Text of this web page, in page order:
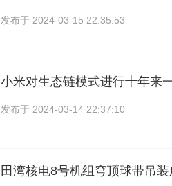
发布于 2024-03-15 22:35:53
小米对生态链模式进行十年来
发布于 2024-03-14 22:37:10
田湾核电8号机组穹顶球带吊